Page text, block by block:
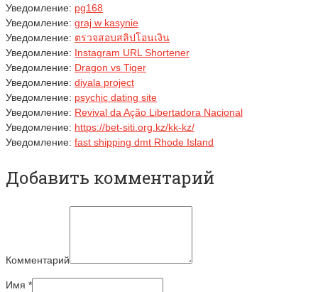
Уведомление: pg168
Уведомление: graj w kasynie
Уведомление: ตรวจสอบสลิปโอนเงิน
Уведомление: Instagram URL Shortener
Уведомление: Dragon vs Tiger
Уведомление: diyala project
Уведомление: psychic dating site
Уведомление: Revival da Ação Libertadora Nacional
Уведомление: https://bet-siti.org.kz/kk-kz/
Уведомление: fast shipping dmt Rhode Island
Добавить комментарий
Комментарий
Имя *